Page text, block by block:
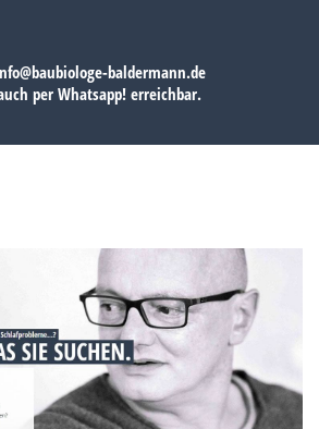
baldermann.de
perWhatsapp! erreichbar.